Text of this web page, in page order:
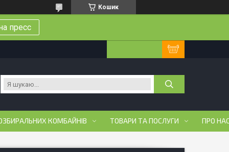
Кошик
пресс
КОМБАЙНІВ ТОВАРИ ТА ПОСЛУГИ ПРО